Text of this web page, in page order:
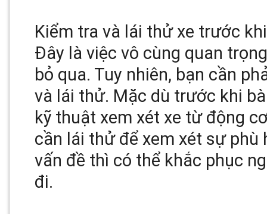
Kiểm tra và lái thử xe trước
Đây là việc vô cùng quan
bỏ qua. Tuy nhiên, bạn cần
và lái thử. Mặc dù trước khi
kỹ thuật xem xét xe từ động
cần lái thử để xem xét sự phù
vấn đề thì có thể khắc phục
đi.